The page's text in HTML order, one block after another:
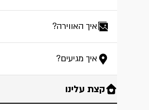
איך האווירה?
איך מגיעים?
קצת עלינו